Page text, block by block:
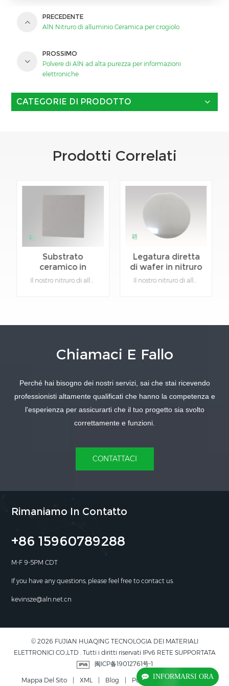
INFORMARSI ORA
PRECEDENTE
AlN Nitruro di alluminio Ceramica per crogiolo
PROSSIMO
Polvere di AlN ad alta purezza per informazioni
elettroniche
CATEGORIE DI PRODOTTO
Prodotti Correlati
Substrato
ceramico in
nitruro di
Il nostro nitruro di alluminio ha un'ottima resistenza all'ossidazione, agli attacchi chimici, agli shock termici, alla resistenza meccanica, una bassa costante dielettrica, un coefficiente di dilatazione termica simile a quello dei cristalli di silicio e un'elevata conduttività termica.Dettagli del prodotto:Materiale: nitruro di alluminio.Funzione: Isolamento e dissipazione del calore.Colore: grigio.Tipo: Ceramica.Personalizzabile: sì, fornire i disegni dei prodotti specifici.
PIÙ
Legatura diretta
di wafer in nitruro
di alluminio Il nostro nitruro di alluminio ha un'ottima resistenza all'ossidazione, agli attacchi chimici, agli shock termici, alla resistenza meccanica, una bassa costante dielettrica, un coefficiente di dilatazione termica simile a quello dei cristalli di silicio e un'elevata conduttività termica.Dettagli del prodotto:Materiale: nitruro di alluminio.Funzione: Isolamento e dissipazione del calore.Colore: grigio.Tipo: Ceramica.Personalizzabile: sì, fornire i disegni dei prodotti specifici.
PIÙ
Chiamaci E Fallo
Perché hai bisogno dei nostri servizi, sai che stai ricevendo
professionisti altamente qualificati che hanno la competenza e
l'esperienza per assicurarti che il tuo progetto sia svolto
correttamente e funzioni.
CONTATTACI
Rimaniamo In Contatto
+86 15960789288
M-F 9-5PM CDT
If you have any questions, please feel free to contact us.
kevinsze@aln.net.cn
© 2026 FUJIAN HUAQING TECNOLOGIA DEI MATERIALI
ELETTRONICI CO.,LTD . Tutti i diritti riservati IPv6 RETE SUPPORTATA
闽ICP备19012761号-1
Mappa Del Sito XML Blog Politica Sulla Riservatezza